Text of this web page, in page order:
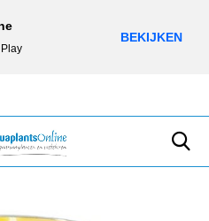
BEKIJKEN